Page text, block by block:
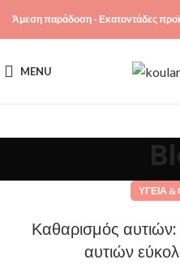
Άμεση παράδοση - Εκατοντάδες
MENU
ΥΓΕΊΑ
Καθαρισμός
αυτιών